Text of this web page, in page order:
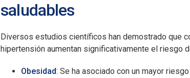
saludables
Diversos estudios científicos han demostrado que
hipertensión aumentan significativamente el riesgo
Obesidad: Se ha asociado con un mayor